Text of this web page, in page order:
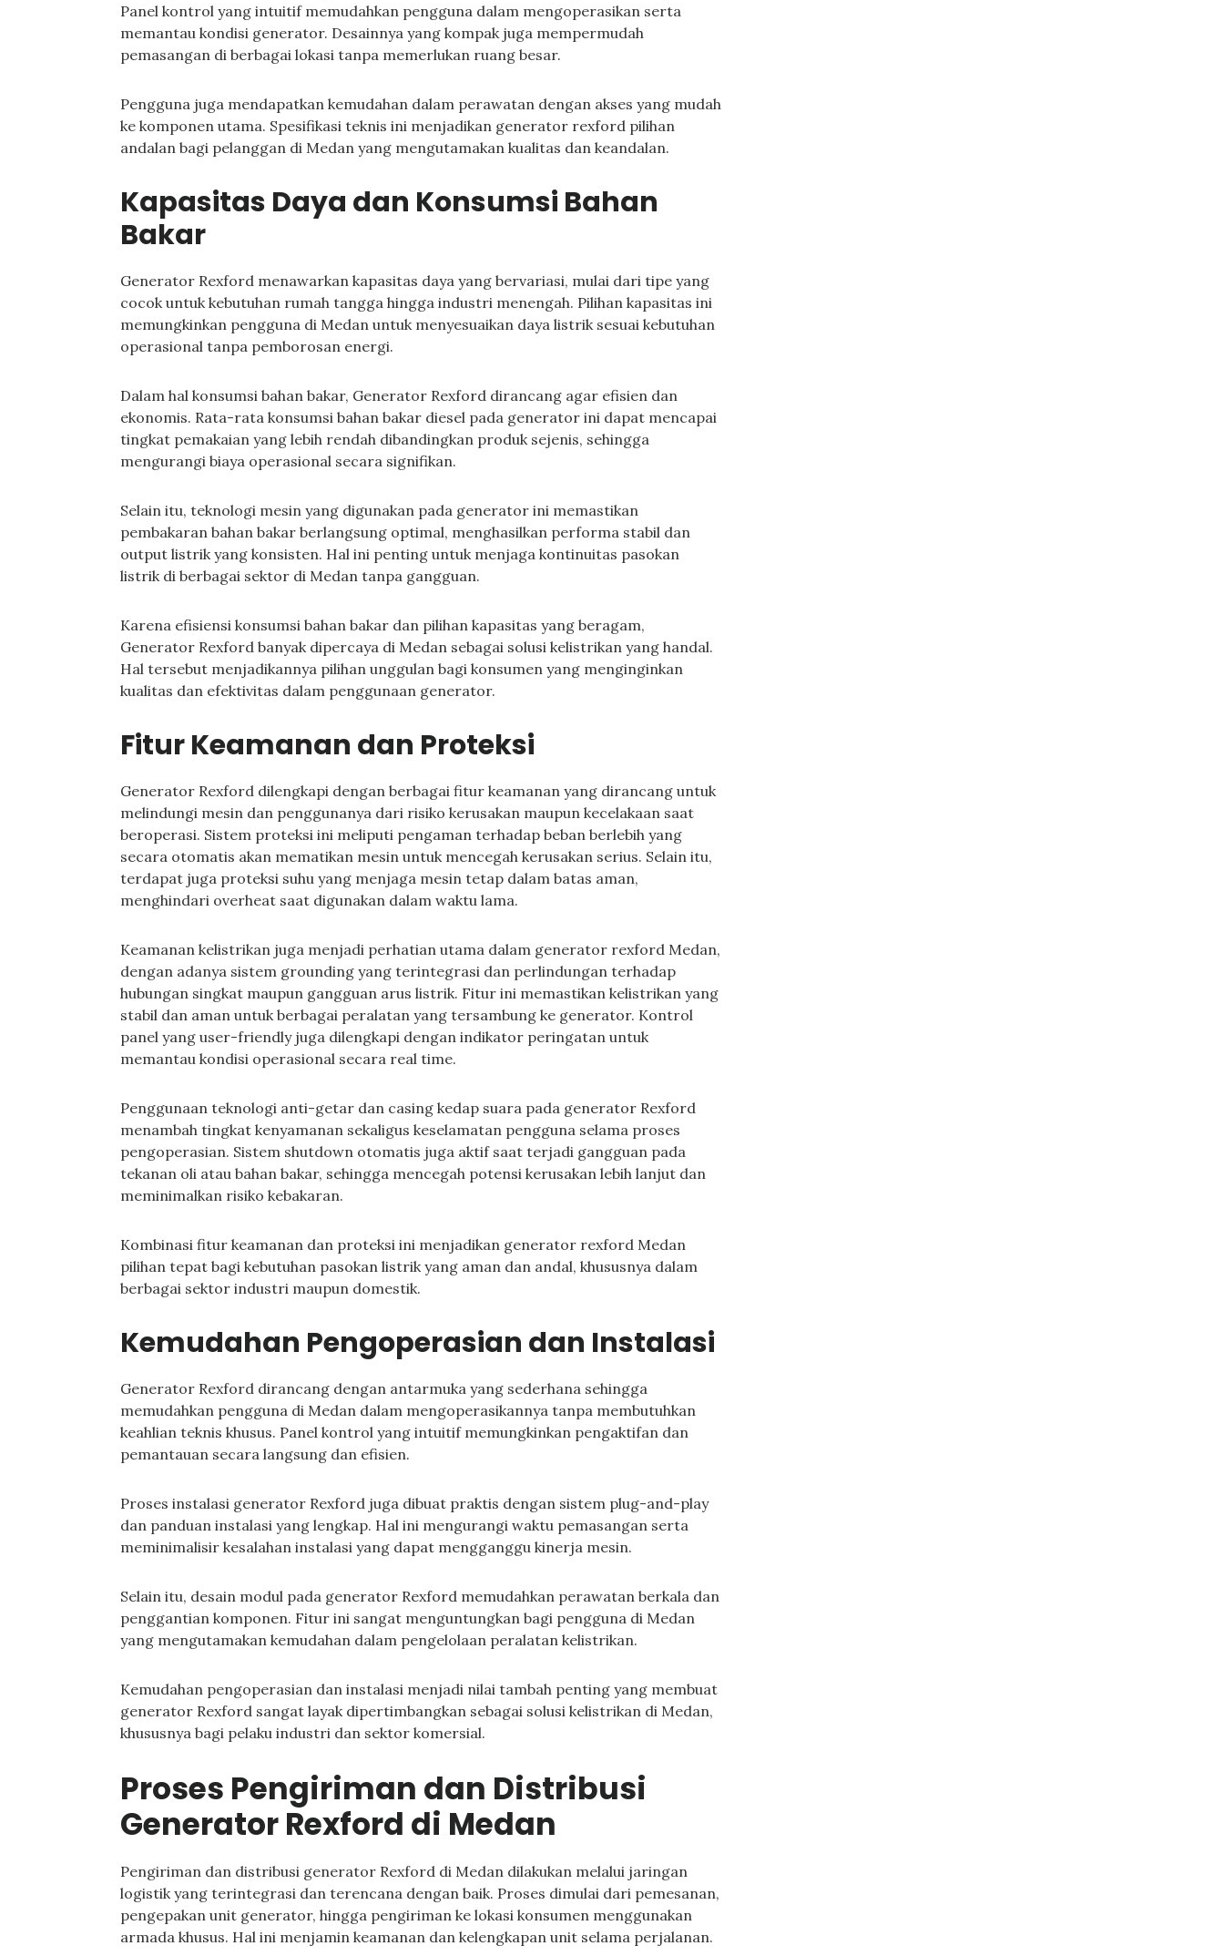
Panel kontrol yang intuitif memudahkan pengguna dalam mengoperasikan serta
memantau kondisi generator. Desainnya yang kompak juga mempermudah
pemasangan di berbagai lokasi tanpa memerlukan ruang besar.
Pengguna juga mendapatkan kemudahan dalam perawatan dengan akses yang mudah
ke komponen utama. Spesifikasi teknis ini menjadikan generator rexford pilihan
andalan bagi pelanggan di Medan yang mengutamakan kualitas dan keandalan.
Kapasitas Daya dan Konsumsi Bahan
Bakar
Generator Rexford menawarkan kapasitas daya yang bervariasi, mulai dari tipe yang
cocok untuk kebutuhan rumah tangga hingga industri menengah. Pilihan kapasitas ini
memungkinkan pengguna di Medan untuk menyesuaikan daya listrik sesuai kebutuhan
operasional tanpa pemborosan energi.
Dalam hal konsumsi bahan bakar, Generator Rexford dirancang agar efisien dan
ekonomis. Rata-rata konsumsi bahan bakar diesel pada generator ini dapat mencapai
tingkat pemakaian yang lebih rendah dibandingkan produk sejenis, sehingga
mengurangi biaya operasional secara signifikan.
Selain itu, teknologi mesin yang digunakan pada generator ini memastikan
pembakaran bahan bakar berlangsung optimal, menghasilkan performa stabil dan
output listrik yang konsisten. Hal ini penting untuk menjaga kontinuitas pasokan
listrik di berbagai sektor di Medan tanpa gangguan.
Karena efisiensi konsumsi bahan bakar dan pilihan kapasitas yang beragam,
Generator Rexford banyak dipercaya di Medan sebagai solusi kelistrikan yang handal.
Hal tersebut menjadikannya pilihan unggulan bagi konsumen yang menginginkan
kualitas dan efektivitas dalam penggunaan generator.
Fitur Keamanan dan Proteksi
Generator Rexford dilengkapi dengan berbagai fitur keamanan yang dirancang untuk
melindungi mesin dan penggunanya dari risiko kerusakan maupun kecelakaan saat
beroperasi. Sistem proteksi ini meliputi pengaman terhadap beban berlebih yang
secara otomatis akan mematikan mesin untuk mencegah kerusakan serius. Selain itu,
terdapat juga proteksi suhu yang menjaga mesin tetap dalam batas aman,
menghindari overheat saat digunakan dalam waktu lama.
Keamanan kelistrikan juga menjadi perhatian utama dalam generator rexford Medan,
dengan adanya sistem grounding yang terintegrasi dan perlindungan terhadap
hubungan singkat maupun gangguan arus listrik. Fitur ini memastikan kelistrikan yang
stabil dan aman untuk berbagai peralatan yang tersambung ke generator. Kontrol
panel yang user-friendly juga dilengkapi dengan indikator peringatan untuk
memantau kondisi operasional secara real time.
Penggunaan teknologi anti-getar dan casing kedap suara pada generator Rexford
menambah tingkat kenyamanan sekaligus keselamatan pengguna selama proses
pengoperasian. Sistem shutdown otomatis juga aktif saat terjadi gangguan pada
tekanan oli atau bahan bakar, sehingga mencegah potensi kerusakan lebih lanjut dan
meminimalkan risiko kebakaran.
Kombinasi fitur keamanan dan proteksi ini menjadikan generator rexford Medan
pilihan tepat bagi kebutuhan pasokan listrik yang aman dan andal, khususnya dalam
berbagai sektor industri maupun domestik.
Kemudahan Pengoperasian dan Instalasi
Generator Rexford dirancang dengan antarmuka yang sederhana sehingga
memudahkan pengguna di Medan dalam mengoperasikannya tanpa membutuhkan
keahlian teknis khusus. Panel kontrol yang intuitif memungkinkan pengaktifan dan
pemantauan secara langsung dan efisien.
Proses instalasi generator Rexford juga dibuat praktis dengan sistem plug-and-play
dan panduan instalasi yang lengkap. Hal ini mengurangi waktu pemasangan serta
meminimalisir kesalahan instalasi yang dapat mengganggu kinerja mesin.
Selain itu, desain modul pada generator Rexford memudahkan perawatan berkala dan
penggantian komponen. Fitur ini sangat menguntungkan bagi pengguna di Medan
yang mengutamakan kemudahan dalam pengelolaan peralatan kelistrikan.
Kemudahan pengoperasian dan instalasi menjadi nilai tambah penting yang membuat
generator Rexford sangat layak dipertimbangkan sebagai solusi kelistrikan di Medan,
khususnya bagi pelaku industri dan sektor komersial.
Proses Pengiriman dan Distribusi
Generator Rexford di Medan
Pengiriman dan distribusi generator Rexford di Medan dilakukan melalui jaringan
logistik yang terintegrasi dan terencana dengan baik. Proses dimulai dari pemesanan,
pengepakan unit generator, hingga pengiriman ke lokasi konsumen menggunakan
armada khusus. Hal ini menjamin keamanan dan kelengkapan unit selama perjalanan.